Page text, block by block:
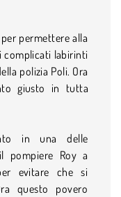
permettere alla
complicati labirinti
polizia Poli. Ora
giusto in tutta
in una delle
pompiere Roy a
evitare che si
questo povero